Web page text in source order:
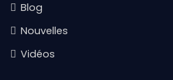
Blog
Nouvelles
Vidéos